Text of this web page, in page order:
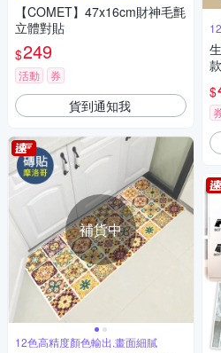
【COMET】47x16cm財神毛氈
立體對貼
$249
活動 券
貨到通知我
補貨中
12色高精度顏色輸出,畫面細膩
$